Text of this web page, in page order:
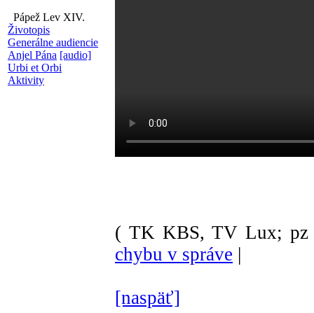
Pápež Lev XIV.
Životopis
Generálne audiencie
Anjel Pána [audio]
Urbi et Orbi
Aktivity
( TK KBS, TV Lux; pz
chybu v správe |
[naspäť]